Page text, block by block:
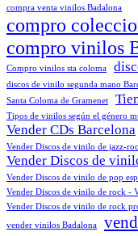
compra venta vinilos Badalona
compro
compro vinilos
Compro vinilos sta coloma
discos de vinilo segunda mano
Santa Coloma de Gramenet
Tipos de vinilos según el género
Vender CDs Barcelona
Vender Discos de vinilo de jazz-
Vender Discos de
Vender Discos de vinilo de pop
Vender Discos de vinilo de rock -
Vender Discos de vinilo de rock
vender vinilos Badalona